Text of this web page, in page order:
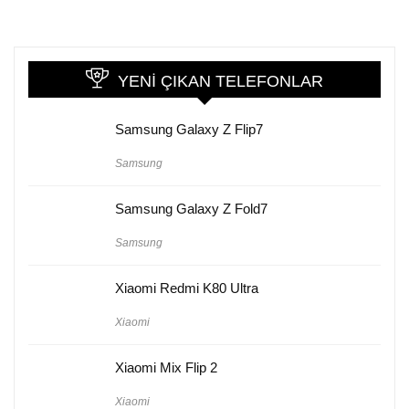
YENI ÇIKAN TELEFONLAR
Samsung Galaxy Z Flip7
Samsung
Samsung Galaxy Z Fold7
Samsung
Xiaomi Redmi K80 Ultra
Xiaomi
Xiaomi Mix Flip 2
Xiaomi